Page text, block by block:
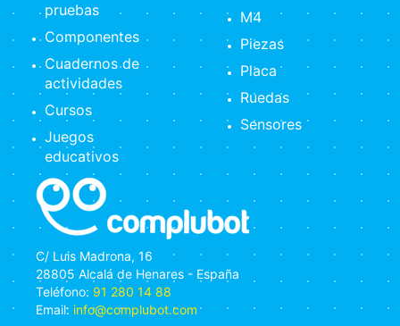
C/ Luis Madrona, 16
28805 Alcalá de Henares - España
Teléfono: 91 280 14 88
Email: info@complubot.com
pruebas
Componentes
Cuadernos de
actividades
Cursos
Juegos
educativos
M4
Piezas
Placa
Ruedas
Sensores